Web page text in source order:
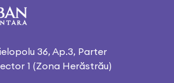
36, Ap.3, Parter
1 (Zona Herăstrău)